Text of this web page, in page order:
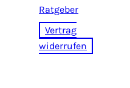
Ratgeber
Vertrag
widerrufen